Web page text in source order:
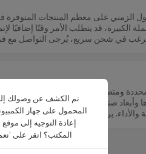
لدينا بين 15 و20 يوم عمل. ينطبق هذا الجدول
قد يتطلب الأمر وقتًا إضافيًا
في شحن سريع، يُرجى التواصل مع
ومتطلبات فريدة. سواءً كان حجم
وأبعاد صندوقها. سيُرشدك فريقنا إلى
والأداء. يرجى العلم أن الطلبات
تم الكشف عن وصولك
المحمول على جهاز
إعادة التوجيه إلى
المكتب؟ انقر على